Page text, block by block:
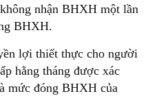
nhận BHXH một lần
BHXH.
lợi thiết thực cho người
hằng tháng được xác
mức đóng BHXH của